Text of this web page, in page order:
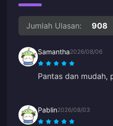
Jumlah Ulasan: 908
Samantha2026/08/06
Pantas dan mudah,
Pablin2026/08/03